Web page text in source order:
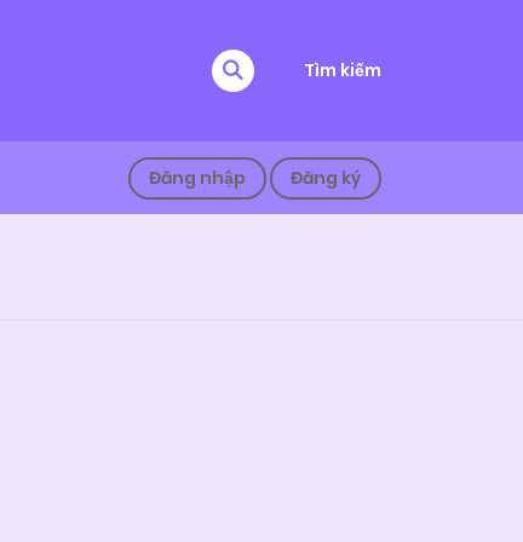
Tìm kiếm
Đăng nhập Đăng ký